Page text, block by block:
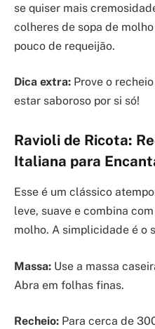
se quiser mais
colheres de sopa de
pouco de requeijão.
Dica extra: Prove o
estar saboroso por si só!
Ravioli de Ricota:
Italiana para
Esse é um clássico
leve, suave e combina
molho. A simplicidade é o
Massa: Use a massa
Abra em folhas finas.
Recheio: Para cerca de